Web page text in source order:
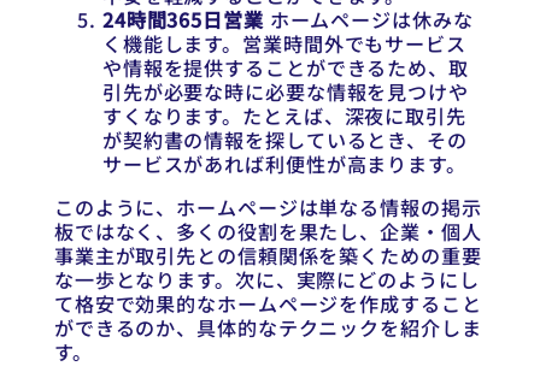
24時間365日営業ホームページは休みな
く機能します。営業時間外でもサービス
や情報を提供することができるため、取
引先が必要な時に必要な情報を見つけや
すくなります。たとえば、深夜に取引先
が契約書の情報を探しているとき、その
サービスがあれば利便性が高まります。
このように、ホームページは単なる情報の掲示
板ではなく、多くの役割を果たし、企業・個人
事業主が取引先との信頼関係を築くための重要
な一歩となります。次に、実際にどのようにし
て格安で効果的なホームページを作成すること
ができるのか、具体的なテクニックを紹介しま
す。